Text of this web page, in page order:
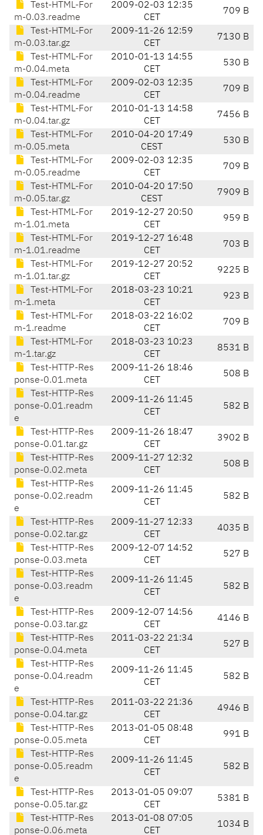
Test-HTML-For
m-0.03.readme
2009-02-03 12:35
CET
709 B
Test-HTML-For
m-0.03.tar.gz
2009-11-26 12:59
CET
7130 B
Test-HTML-For
m-0.04.meta
2010-01-13 14:55
CET
530 B
Test-HTML-For
m-0.04.readme
2009-02-03 12:35
CET
709 B
Test-HTML-For
m-0.04.tar.gz
2010-01-13 14:58
CET
7456 B
Test-HTML-For
m-0.05.meta
2010-04-20 17:49
CEST
530 B
Test-HTML-For
m-0.05.readme
2009-02-03 12:35
CET
709 B
Test-HTML-For
m-0.05.tar.gz
2010-04-20 17:50
CEST
7909 B
Test-HTML-For
m-1.01.meta
2019-12-27 20:50
CET
959 B
Test-HTML-For
m-1.01.readme
2019-12-27 16:48
CET
703 B
Test-HTML-For
m-1.01.tar.gz
2019-12-27 20:52
CET
9225 B
Test-HTML-For
m-1.meta
2018-03-23 10:21
CET
923 B
Test-HTML-For
m-1.readme
2018-03-22 16:02
CET
709 B
Test-HTML-For
m-1.tar.gz
2018-03-23 10:23
CET
8531 B
Test-HTTP-Res
ponse-0.01.meta
2009-11-26 18:46
CET
508 B
Test-HTTP-Res
ponse-0.01.readm
e
2009-11-26 11:45
CET
582 B
Test-HTTP-Res
ponse-0.01.tar.gz
2009-11-26 18:47
CET
3902 B
Test-HTTP-Res
ponse-0.02.meta
2009-11-27 12:32
CET
508 B
Test-HTTP-Res
ponse-0.02.readm
e
2009-11-26 11:45
CET
582 B
Test-HTTP-Res
ponse-0.02.tar.gz
2009-11-27 12:33
CET
4035 B
Test-HTTP-Res
ponse-0.03.meta
2009-12-07 14:52
CET
527 B
Test-HTTP-Res
ponse-0.03.readm
e
2009-11-26 11:45
CET
582 B
Test-HTTP-Res
ponse-0.03.tar.gz
2009-12-07 14:56
CET
4146 B
Test-HTTP-Res
ponse-0.04.meta
2011-03-22 21:34
CET
527 B
Test-HTTP-Res
ponse-0.04.readm
e
2009-11-26 11:45
CET
582 B
Test-HTTP-Res
ponse-0.04.tar.gz
2011-03-22 21:36
CET
4946 B
Test-HTTP-Res
ponse-0.05.meta
2013-01-05 08:48
CET
991 B
Test-HTTP-Res
ponse-0.05.readm
e
2009-11-26 11:45
CET
582 B
Test-HTTP-Res
ponse-0.05.tar.gz
2013-01-05 09:07
CET
5381 B
Test-HTTP-Res
ponse-0.06.meta
2013-01-08 07:05
CET
1034 B